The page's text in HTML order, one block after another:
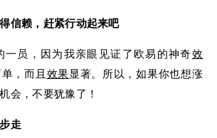
信赖，赶紧行动起来吧
一员，因为我亲眼见证了欧易的神奇效
，而且 效果显著。所以，如果你也想涨
会，不要犹豫了！
走